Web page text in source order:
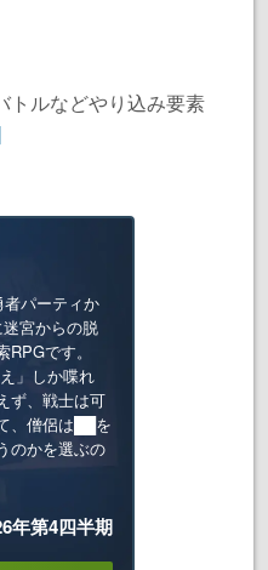
トルなどやり込み要素
者パーティか
宮からの脱
です。
」しか喋れ
ず、戦士は可
、僧侶は██を
のかを選ぶの
年第4四半期